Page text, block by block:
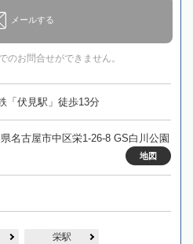
メールする
のお問合せができません。
「伏見駅」徒歩13分
名古屋市中区栄1-26-8 GS白川公園
地図
栄駅